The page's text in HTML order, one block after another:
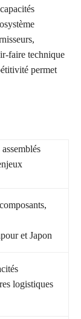
faire technique
permet
et Japon
logistiques